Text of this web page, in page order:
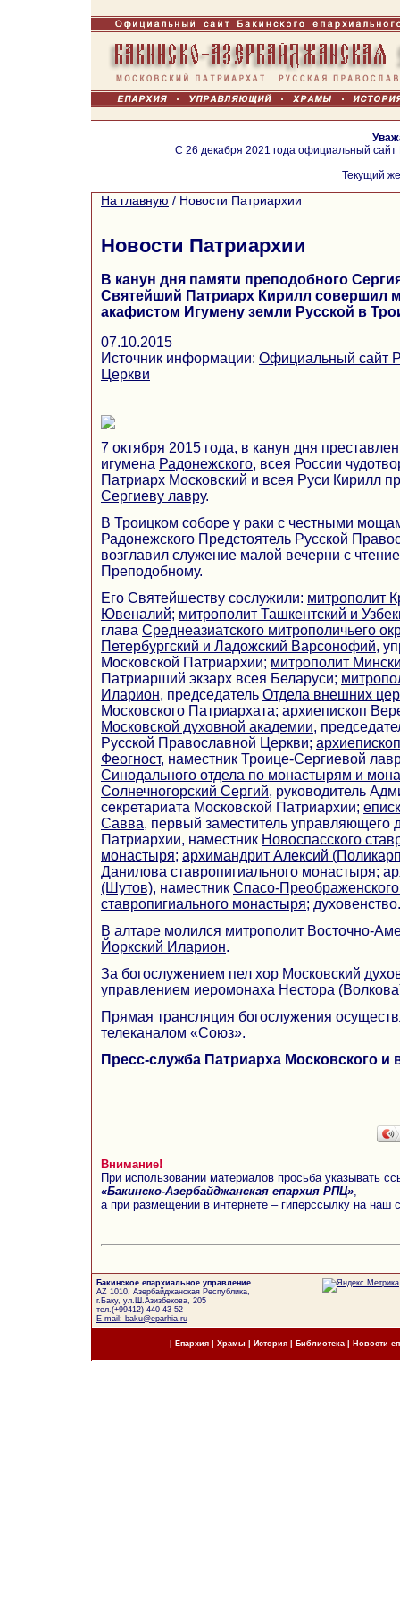
С 26 декабря 2021 года официальный
Текущий
На главную / Новости Патриархии
Новости Патриархии
В канун дня памяти преподобного
Святейший Патриарх Кирилл совершил
акафистом Игумену земли Русской в
07.10.2015
Источник информации: Официальный сайт
Церкви
7 октября 2015 года, в канун дня
игумена Радонежского, всея России
Патриарх Московский и всея Руси Кирилл
Сергиеву лавру.
В Троицком соборе у раки с честными
Радонежского Предстоятель Русской
возглавил служение малой вечерни с
Преподобному.
Его Святейшеству сослужили: митрополит
Ювеналий; митрополит Ташкентский и
глава Среднеазиатского митрополичьего
Петербургский и Ладожский Варсонофий,
Московской Патриархии; митрополит
Патриарший экзарх всея Беларуси;
Иларион, председатель Отдела внешних
Московского Патриархата; архиепископ
Московской духовной академии,
Русской Православной Церкви;
Феогност, наместник Троице-Сергиевой
Синодального отдела по монастырям и
Солнечногорский Сергий, руководитель
секретариата Московской Патриархии;
Савва, первый заместитель управляющего
Патриархии, наместник Новоспасского
монастыря; архимандрит Алексий
Данилова ставропигиального монастыря;
(Шутов), наместник Спасо-
ставропигиального монастыря; духовенство.
В алтаре молился митрополит Восточно-
Йоркский Иларион.
За богослужением пел хор Московский
управлением иеромонаха Нестора
Прямая трансляция богослужения
телеканалом «Союз».
Пресс-служба Патриарха Московского и
Внимание!
При использовании материалов просьба указывать
«Бакинско-Азербайджанская епархия РПЦ»
а при размещении в интернете – гиперссылку на наш
Бакинское епархиальное управление
AZ 1010, Азербайджанская Республика,
г.Баку, ул.Ш.Азизбекова, 205
тел.(+99412) 440-43-52
E-mail: baku@eparhia.ru
Епархия| Храмы История| Библиотека Новости